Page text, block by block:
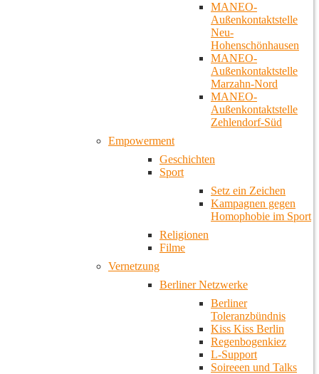
MANEO-
Außenkontaktstelle
Neu-
Hohenschönhausen
MANEO-
Außenkontaktstelle
Marzahn-Nord
MANEO-
Außenkontaktstelle
Zehlendorf-Süd
Empowerment
Geschichten
Sport
Setz ein Zeichen
Kampagnen gegen
Homophobie im Sport
Religionen
Filme
Vernetzung
Berliner Netzwerke
Berliner
Toleranzbündnis
Kiss Kiss Berlin
Regenbogenkiez
L-Support
Soireeen und Talks